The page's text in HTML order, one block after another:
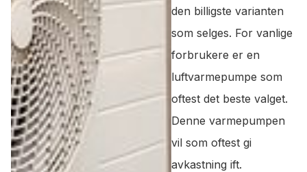
den billigste varianten
som selges. For vanlige
forbrukere er en
luftvarmepumpe som
oftest det beste valget.
Denne varmepumpen
vil som oftest gi
avkastning ift.